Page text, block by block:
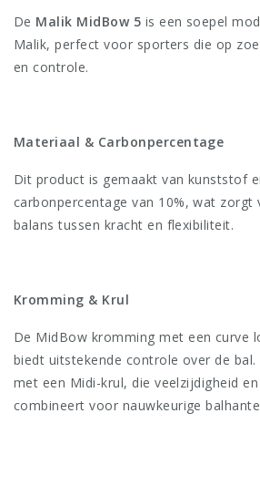
De Malik MidBow 5 is een soepel
Malik, perfect voor sporters die op
en controle.
Materiaal & Carbonpercentage
Dit product is gemaakt van kunststof
carbonpercentage van 10%, wat zorgt
balans tussen kracht en flexibiliteit.
Kromming & Krul
De MidBow kromming met een curve
biedt uitstekende controle over de
met een Midi-krul, die veelzijdigheid
combineert voor nauwkeurige